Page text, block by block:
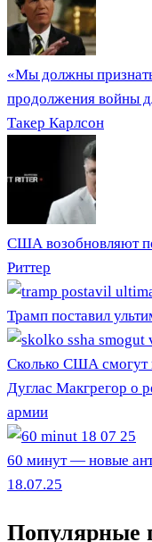
«Мы должны
продолжения
Такер Карлсон
США возобновляют
Риттер
Трамп поставил
Сколько США смогут
Дуглас Макгрегор о
армии
60 минут — новые
18.07.25
Популярные